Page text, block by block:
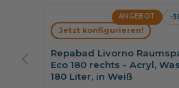
ANGEBOT -
Repabad Livorno
Eco 180 rechts - Acryl,
180 Liter, in Weiß
Jetzt konfigurieren!